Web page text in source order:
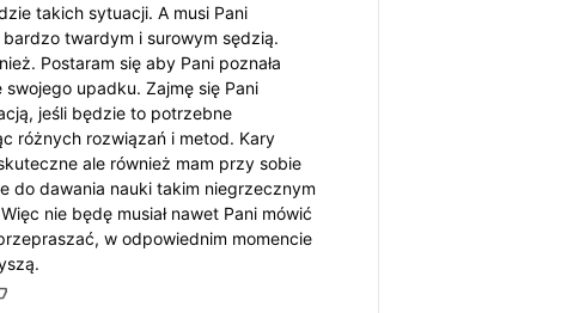
takich sytuacji. A musi Pani
twardym i surowym sędzią.
Postaram się aby Pani poznała
swojego upadku. Zajmę się Pani
jeśli będzie to potrzebne
różnych rozwiązań i metod. Kary
ale również mam przy sobie
do dawania nauki takim niegrzecznym
nie będę musiał nawet Pani mówić
w odpowiednim momencie